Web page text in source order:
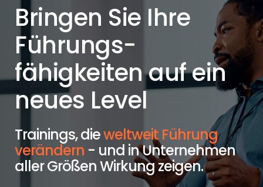
Bringen Sie Ihre
Führungs­
fähigkeiten auf ein
neues Level
Trainings, dieweltweit Führung
verändern - und in Unternehmen
aller Größen Wirkung zeigen.